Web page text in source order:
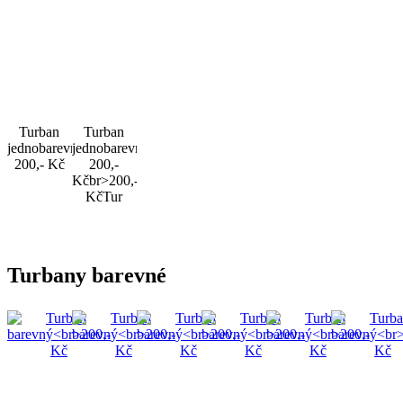
Turban
jednobarevný
200,- Kč
Turban
jednobarevný
200,-
Kčbr>200,-
KčTur
Turbany barevné